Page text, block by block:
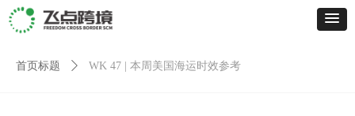
首页标题 ꄲ WK 47 | 本周美国海运时效参考